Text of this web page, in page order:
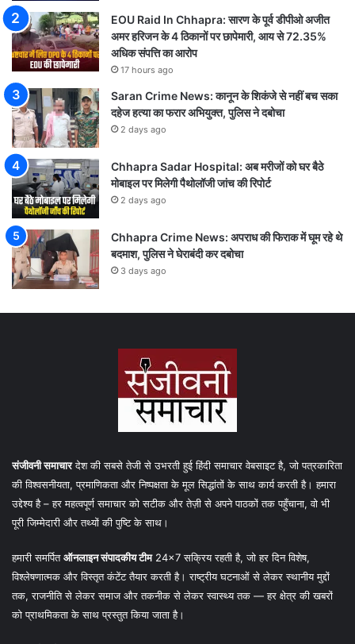
EOU Raid In Chhapra: सारण के पूर्व डीपीओ अजीत
अमर हरिजन के 4 ठिकानों पर छापेमारी, आय से 72.35%
अधिक संपत्ति का आरोप
17 hours ago
Saran Crime News: कानून के शिकंजे से नहीं बच सका
दहेज हत्या का फरार अभियुक्त, पुलिस ने दबोचा
2 days ago
Chhapra Sadar Hospital: अब मरीजों को घर बैठे
मोबाइल पर मिलेगी पैथोलॉजी जांच की रिपोर्ट
2 days ago
Chhapra Crime News: अपराध की फिराक में घूम रहे थे
बदमाश, पुलिस ने घेराबंदी कर दबोचा
3 days ago
संजीवनी समाचारदेश की सबसे तेजी से उभरती हुई हिंदी समाचार वेबसाइट है, जो पत्रकारिता
की विश्वसनीयता, प्रमाणिकता और निष्पक्षता के मूल सिद्धांतों के साथ कार्य करती है। हमारा
उद्देश्य है – हर महत्वपूर्ण समाचार को सटीक और तेज़ी से अपने पाठकों तक पहुँचाना, वो भी
पूरी जिम्मेदारी और तथ्यों की पुष्टि के साथ।
हमारी समर्पितऑनलाइन संपादकीय टीम24×7 सक्रिय रहती है, जो हर दिन विशेष,
विश्लेषणात्मक और विस्तृत कंटेंट तैयार करती है। राष्ट्रीय घटनाओं से लेकर स्थानीय मुद्दों
तक, राजनीति से लेकर समाज और तकनीक से लेकर स्वास्थ्य तक — हर क्षेत्र की खबरों
को प्राथमिकता के साथ प्रस्तुत किया जाता है।